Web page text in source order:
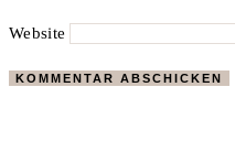
Website